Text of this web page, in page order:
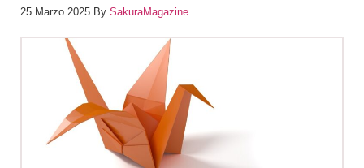
25 Marzo 2025 By SakuraMagazine